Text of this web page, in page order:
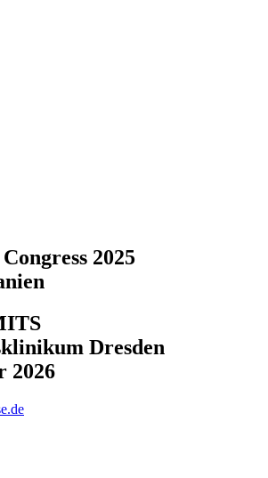
2025
Dresden
2026